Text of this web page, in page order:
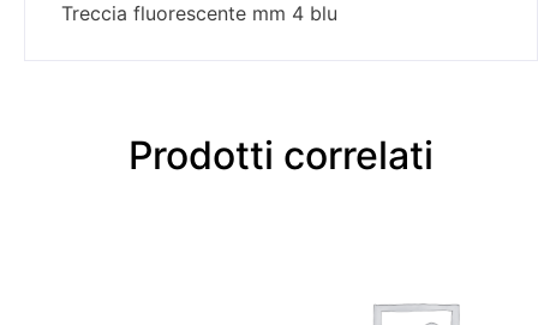
Treccia fluorescente mm 4 blu
Prodotti correlati